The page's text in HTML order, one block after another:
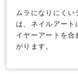
ムラになりにくい
は、ネイルアート
イヤーアートを合
がります。